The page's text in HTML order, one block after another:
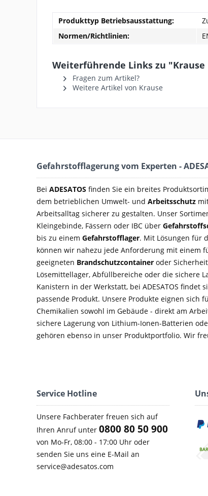
Produkttyp Betriebsausstattung:
Normen/Richtlinien:
Weiterführende Links zu
Fragen zum Artikel?
Weitere Artikel von Krause
Gefahrstofflagerung vom Experten -
Bei ADESATOS finden Sie ein breites
dem betrieblichen Umwelt- und Arbeitsschutz
Arbeitsalltag sicherer zu gestalten. Unser
Kleingebinde, Fässern oder IBC über
bis zu einem Gefahrstofflager. Mit Lösungen für
können wir nahezu jede Anforderung mit einem
geeigneten Brandschutzcontainer oder
Lösemittellager, Abfüllbereiche oder die sichere
Kanistern in der Werkstatt, bei ADESATOS findet
passende Produkt. Unsere Produkte eignen sich
Chemikalien sowohl im Gebäude - direkt am
sichere Lagerung von Lithium-Ionen-Batterien
gehören ebenso in unser Produktportfolio. Wir
Service Hotline
Unsere Fachberater freuen sich auf
Ihren Anruf unter 0800 80 50 900
von Mo-Fr, 08:00 - 17:00 Uhr oder
senden Sie uns eine E-Mail an
service@adesatos.com